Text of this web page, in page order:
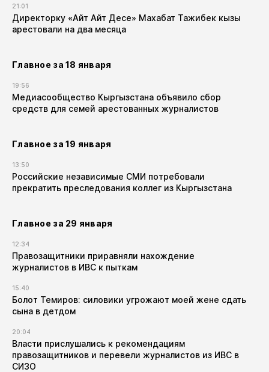
21:01
Директорку «Айт Айт Десе» Махабат Тажибек кызы
арестовали на два месяца
Главное за 18 января
19:56
Медиасообщество Кыргызстана объявило сбор
средств для семей арестованных журналистов
Главное за 19 января
13:50
Российские независимые СМИ потребовали
прекратить преследования коллег из Кыргызстана
Главное за 29 января
12:34
Правозащитники приравняли нахождение
журналистов в ИВС к пыткам
15:40
Болот Темиров: силовики угрожают моей жене сдать
сына в детдом
20:04
Власти прислушались к рекомендациям
правозащитников и перевели журналистов из ИВС в
СИЗО